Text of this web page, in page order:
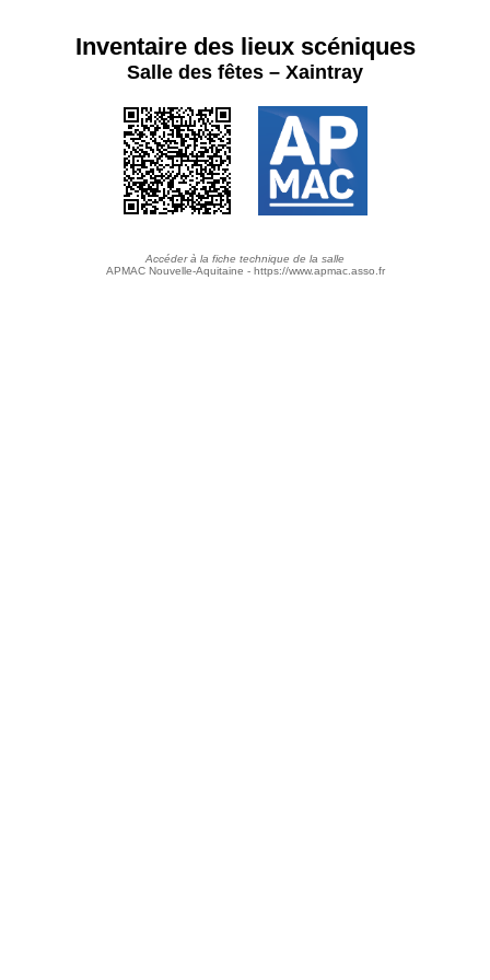
Inventaire des lieux scéniques
Salle des fêtes – Xaintray
Accéder à la fiche technique de la salle
APMAC Nouvelle-Aquitaine - https://www.apmac.asso.fr